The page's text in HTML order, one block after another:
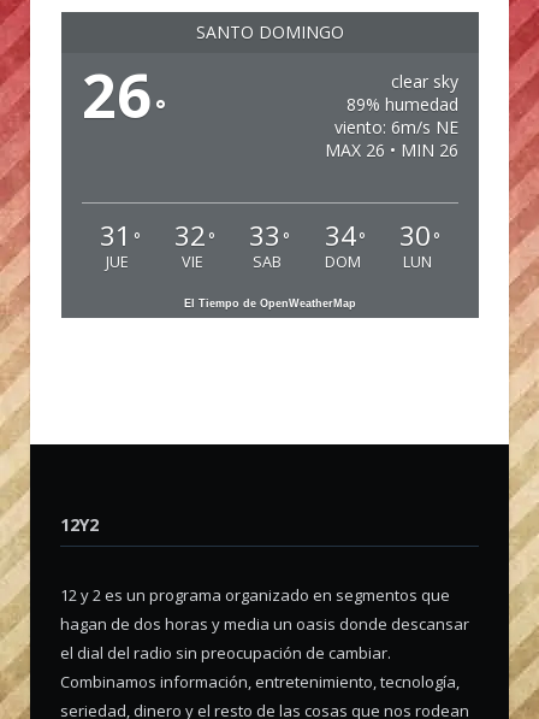
SANTO DOMINGO
26°
clear sky
89% humedad
viento: 6m/s NE
MAX 26 • MIN 26
31 °
JUE
32 °
VIE
33 °
SAB
34°
DOM
30 °
LUN
El Tiempo de OpenWeatherMap
12Y2
12 y 2 es un programa organizado en segmentos que
hagan de dos horas y media un oasis donde descansar
el dial del radio sin preocupación de cambiar.
Combinamos información, entretenimiento, tecnología,
seriedad, dinero y el resto de las cosas que nos rodean